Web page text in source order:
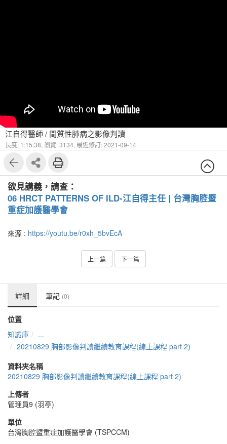
江自得醫師 / 間質性肺病之影像判讀
長度: 1:15:38, 瀏覽: 3134, 最近修訂: 2021-09-14
欲見講義，請查：
06 HRCT PATTERNS OF ILD-江自得主任 | 台灣胸腔暨
重症加護醫學會
來源 : https://youtu.be/r0xh_5bvEcA
上一篇 下一篇
詳細 筆記 (0)
位置
知識庫
...
20210829 胸部影像判讀繼續教育課程(線上課程 part 2)
資料夾名稱
20210829 胸部影像判讀繼續教育課程(線上課程 part 2)
上傳者
管理員9 (羽亭)
單位
台灣胸腔暨重症加護醫學會 (TSPCCM)